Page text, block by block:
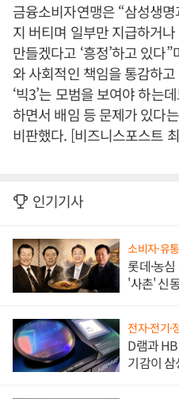
금융소비자연맹은 “삼성생
지 버티며 일부만 지급하거
만들겠다고 ‘흥정’하고 있다
와 사회적인 책임을 통감하
‘빅3’는 모범을 보여야 하는
하면서 배임 등 문제가 있다
비판했다. [비즈니스포스트
인기기사
소비자·유통
롯데·농
'사촌' 신
전자·전기·
D램과
기감이